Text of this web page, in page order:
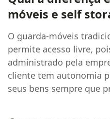
móveis e self
O guarda-móveis
permite acesso livre,
administrado pela
cliente tem autonomia
seus bens sempre que